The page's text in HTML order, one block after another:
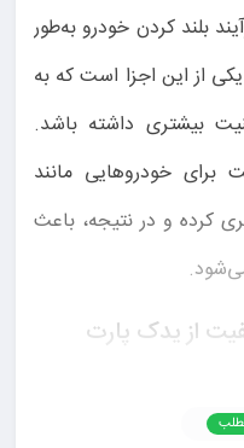
بلند کردن خودرو به‌طور
از این اجزا است که به
بیشتری داشته باشد.
برای خودروهایی مانند
کرده و در نتیجه، باعث
از یدک پارت
یک فروشنده معتبر،